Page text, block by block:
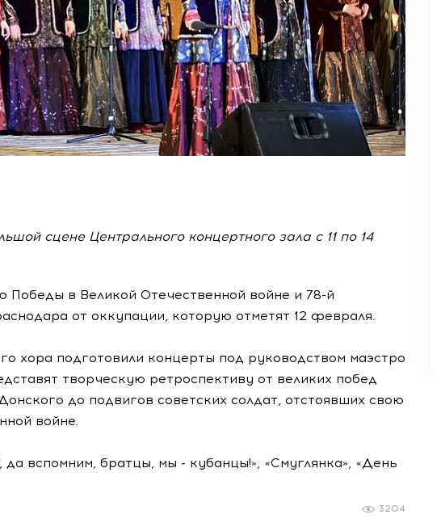
сцене Центрального концертного зала с 11 по 14
Победы в Великой Отечественной войне и 78-й
от оккупации, которую отметят 12 февраля.
хора подготовили концерты под руководством маэстро
творческую ретроспективу от великих побед
до подвигов советских солдат, отстоявших свою
войне.
да вспомним, братцы, мы - кубанцы!», «Смуглянка», «День
3204